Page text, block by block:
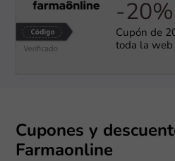
-20%
Cupón de
toda la web
Cupones y
Farmaonline